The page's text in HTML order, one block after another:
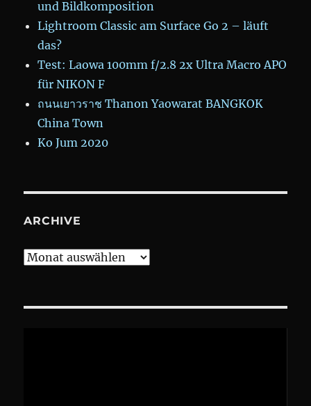
und Bildkomposition
Lightroom Classic am Surface Go 2 – läuft
das?
Test: Laowa 100mm f/2.8 2x Ultra Macro APO
für NIKON F
ถนนเยาวราช Thanon Yaowarat BANGKOK
China Town
Ko Jum 2020
ARCHIVE
Archive